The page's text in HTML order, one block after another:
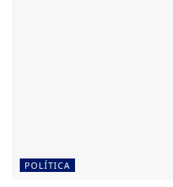
POLÍTICA